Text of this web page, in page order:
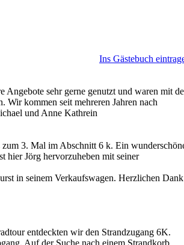
Ins Gästebuch
Angebote sehr gerne genutzt und waren mit
Wir kommen seit mehreren Jahren nach
und Anne Kathrein
3. Mal im Abschnitt 6 k. Ein
hier Jörg hervorzuheben mit seiner
in seinem Verkaufswagen. Herzlichen Dank
entdeckten wir den Strandzugang 6K.